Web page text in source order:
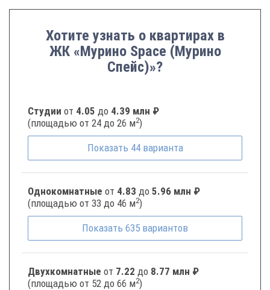
Хотите узнать о квартирах в
ЖК «Мурино Space (Мурино
Спейс)»?
Студии от 4.05 до 4.39 млн ₽
(площадью от 24 до 26 м2)
Показать 44 варианта
Однокомнатные от 4.83 до 5.96 млн ₽
(площадью от 33 до 46 м2)
Показать 635 вариантов
Двухкомнатные от 7.22 до 8.77 млн ₽
(площадью от 52 до 66 м2)